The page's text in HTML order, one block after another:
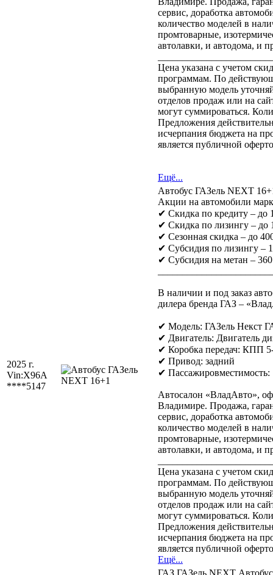
сервис, доработка
количество моделей в
промтоварные,
автолавки, и автодома, и
Цена указана с учетом
программам. По
выбранную модель
отделов продаж или на
могут суммироваться.
Предложения
исчерпания бюджета на
является публичной
Ещё...
2025 г.
Vin:X96A
****5147
Автобус ГАЗель NEXT
Акции на автомобили
✔ Скидка по кредиту – до
✔ Скидка по лизингу – до
✔ Сезонная скидка – до
✔ Субсидия по лизингу –
✔ Субсидия на метан –
В наличии и под заказ
дилера бренда ГАЗ –
✔ Модель: ГАЗель Некст
✔ Двигатель: Двигатель
✔ Коробка передач: КПП 5-
✔ Привод: задний
✔ Пассажировместимость:
Автосалон «ВладАвто»,
Владимире. Продажа,
сервис, доработка
количество моделей в
промтоварные,
автолавки, и автодома, и
Цена указана с учетом
программам. По
выбранную модель
отделов продаж или на
могут суммироваться.
Предложения
исчерпания бюджета на
является публичной
Ещё...
ГАЗ ГАЗель NEXT Автобус